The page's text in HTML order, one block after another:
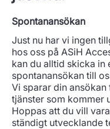
Spontanansökan
Just nu har vi ingen
hos oss på ASiH
kan du alltid skicka in
spontanansökan till
Vi sparar din
tjänster som kommer
Hoppas att du vill
ständigt utvecklande